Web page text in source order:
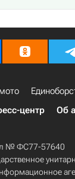
центр Об
№ ФС77-57640